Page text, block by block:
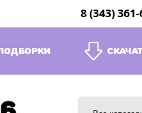
8 (343)